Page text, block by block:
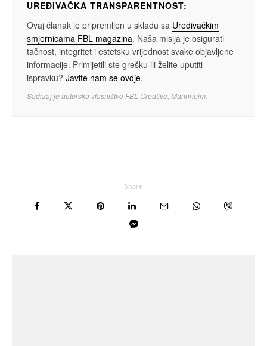
UREĐIVAČKA TRANSPARENTNOST:
Ovaj članak je pripremljen u skladu sa Uređivačkim
smjernicama FBL magazina. Naša misija je osigurati
tačnost, integritet i estetsku vrijednost svake objavljene
informacije. Primijetili ste grešku ili želite uputiti
ispravku? Javite nam se ovdje.
Sadržaj je autorsko vlasništvo FBL Creative, Mannheim.
Share